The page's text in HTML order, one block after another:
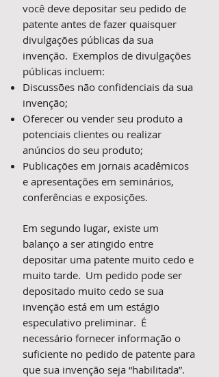
você deve depositar seu pedido de
patente antes de fazer quaisquer
divulgações públicas da sua
invenção. Exemplos de divulgações
públicas incluem:
Discussões não confidenciais da sua
invenção;
Oferecer ou vender seu produto a
potenciais clientes ou realizar
anúncios do seu produto;
Publicações em jornais acadêmicos
e apresentações em seminários,
conferências e exposições.
Em segundo lugar, existe um
balanço a ser atingido entre
depositar uma patente muito cedo e
muito tarde. Um pedido pode ser
depositado muito cedo se sua
invenção está em um estágio
especulativo preliminar. É
necessário fornecer informação o
suficiente no pedido de patente para
que sua invenção seja “habilitada”.